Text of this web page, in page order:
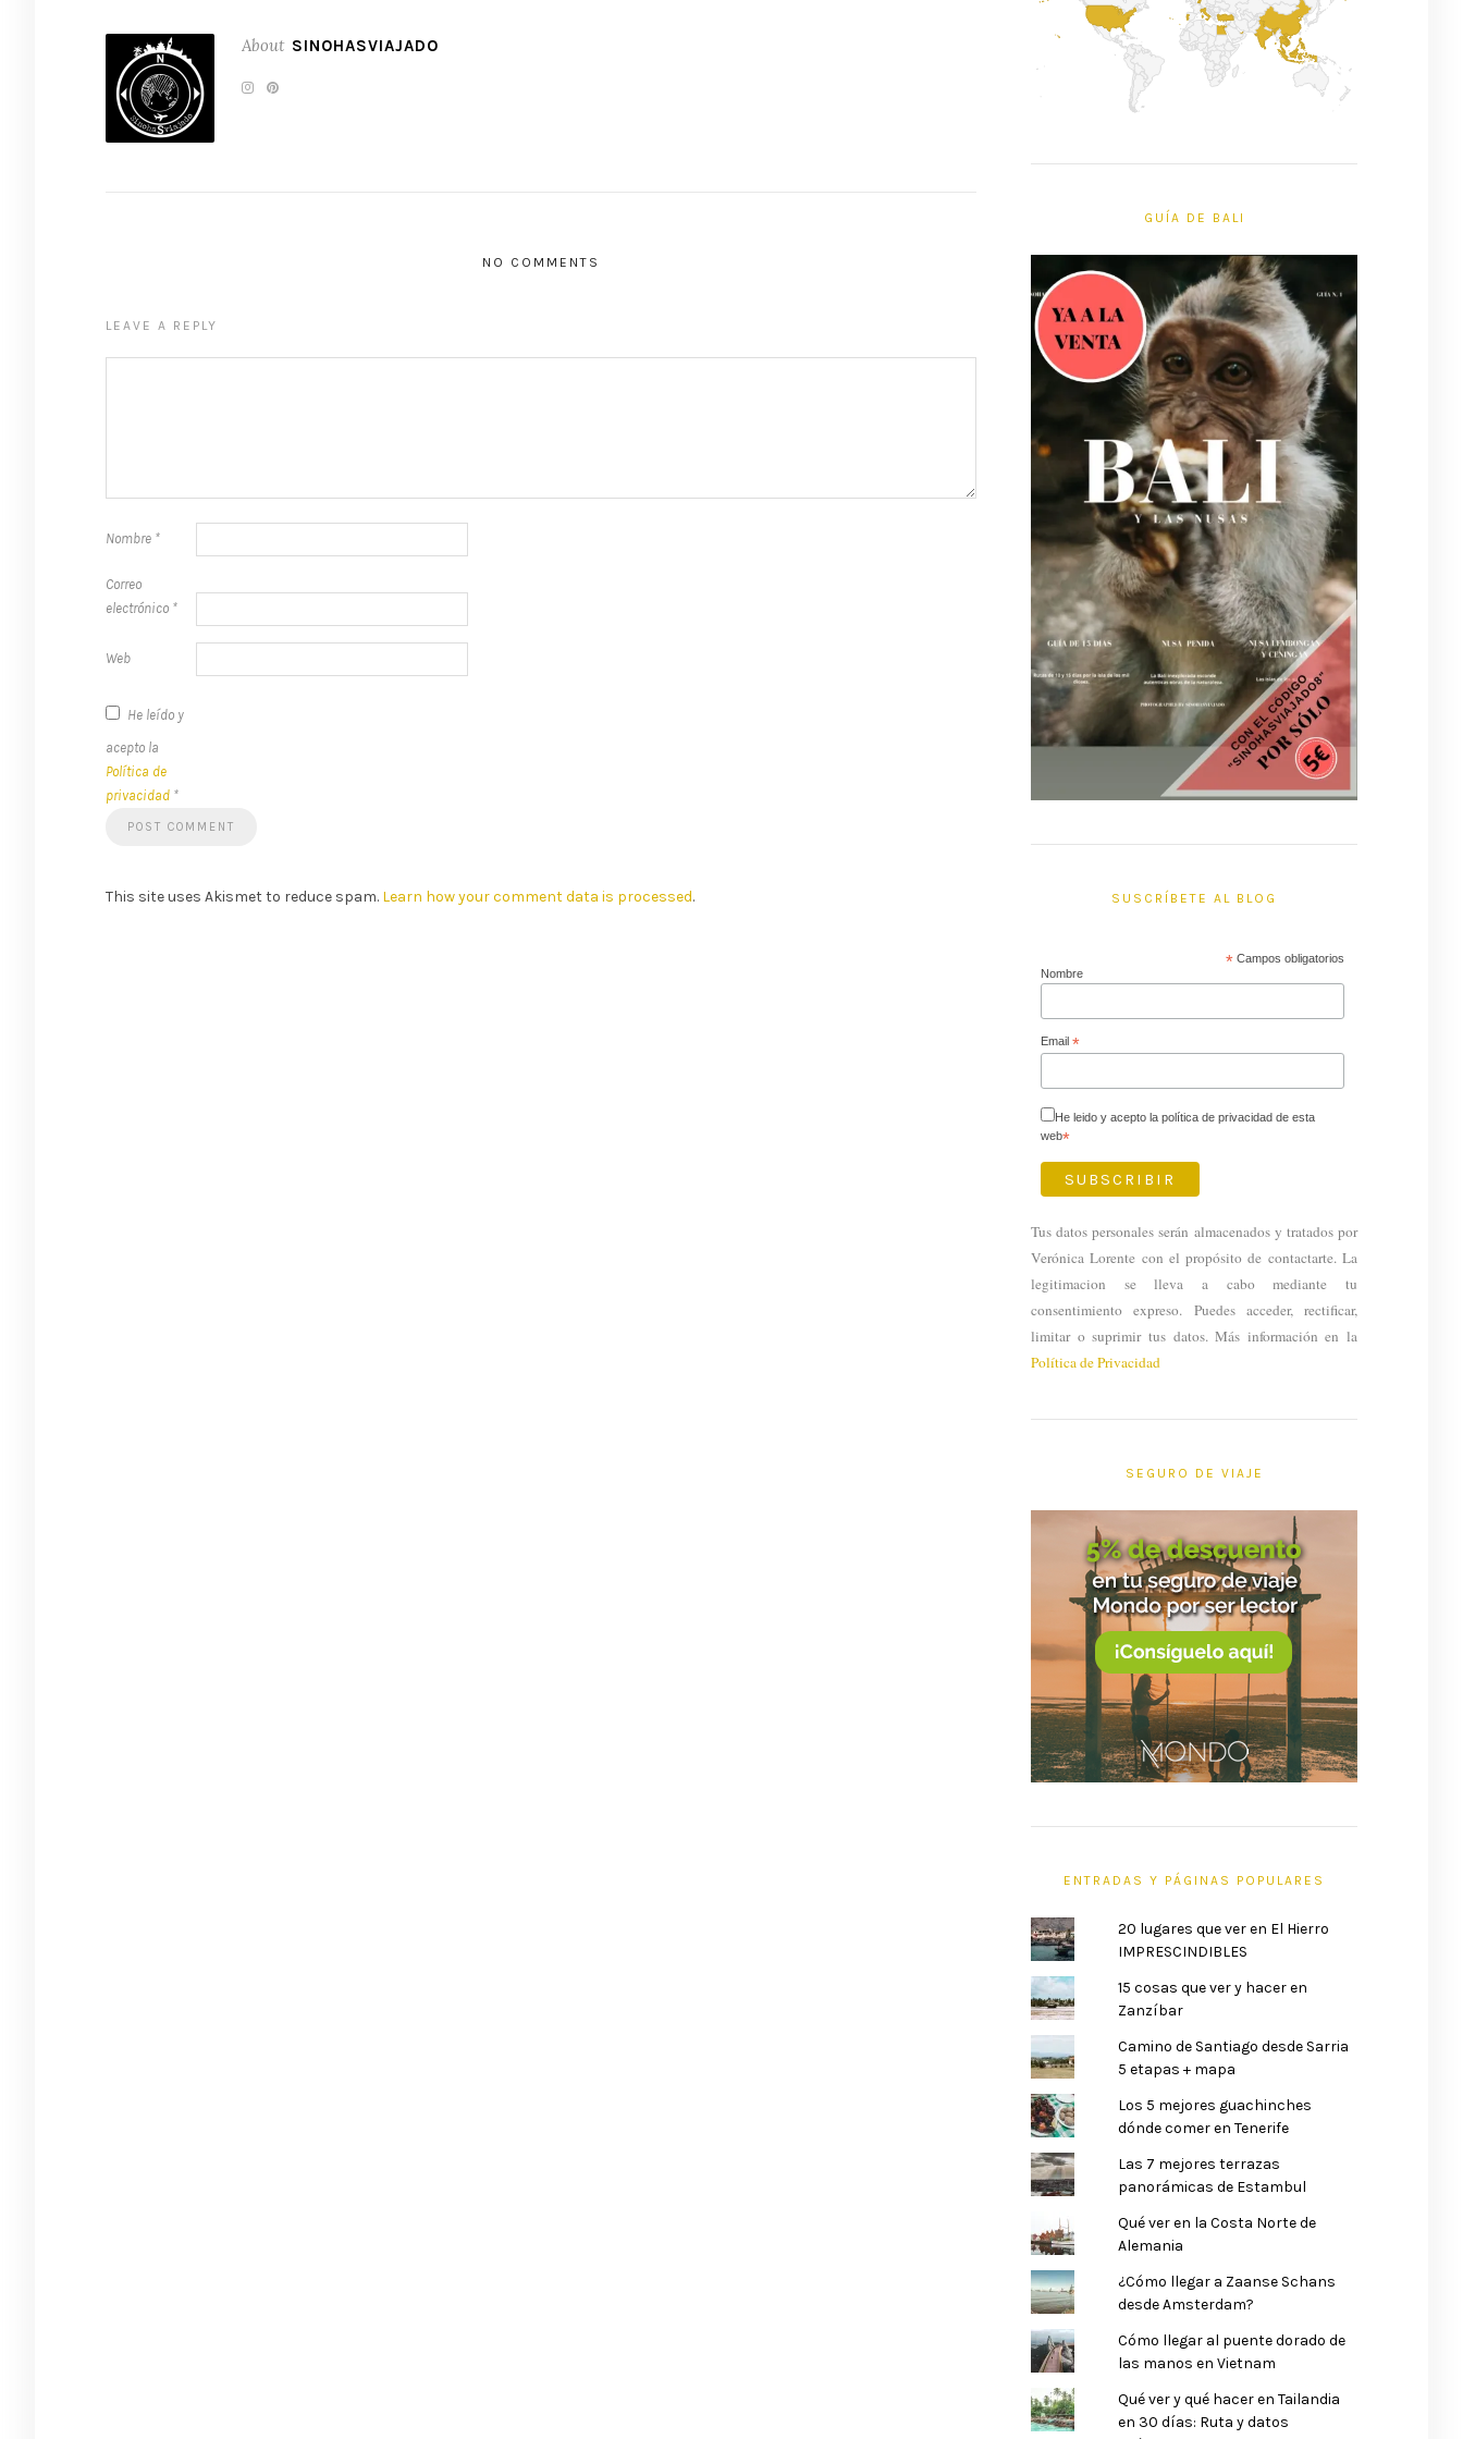
About SINOHASVIAJADO
NO COMMENTS
LEAVE A REPLY
Nombre *
Correo
electrónico *
Web
He leído y
acepto la
Política de
privacidad *
This site uses Akismet to reduce spam. Learn how your comment data is processed.
GUÍA DE BALI
SUSCRÍBETE AL BLOG
* Campos obligatorios
Nombre
Email *
He leido y acepto la política de privacidad de esta
web*
Tus datos personales serán almacenados y tratados por
Verónica Lorente con el propósito de contactarte. La
legitimacion se lleva a cabo mediante tu
consentimiento expreso. Puedes acceder, rectificar,
limitar o suprimir tus datos. Más información en la
Política de Privacidad
SEGURO DE VIAJE
ENTRADAS Y PÁGINAS POPULARES
20 lugares que ver en El Hierro
IMPRESCINDIBLES
15 cosas que ver y hacer en
Zanzíbar
Camino de Santiago desde Sarria
5 etapas + mapa
Los 5 mejores guachinches
dónde comer en Tenerife
Las 7 mejores terrazas
panorámicas de Estambul
Qué ver en la Costa Norte de
Alemania
¿Cómo llegar a Zaanse Schans
desde Amsterdam?
Cómo llegar al puente dorado de
las manos en Vietnam
Qué ver y qué hacer en Tailandia
en 30 días: Ruta y datos